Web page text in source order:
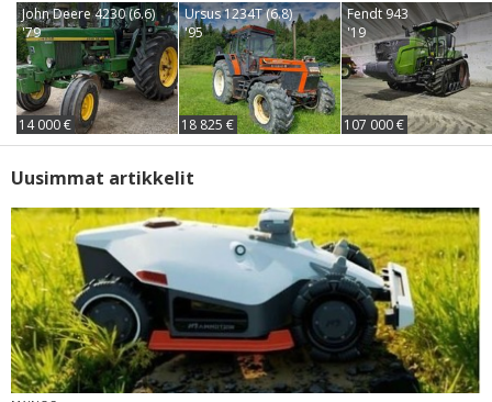
John Deere 4230 (6.6)
'79
14 000 €
Ursus 1234T (6.8)
'95
18 825 €
Fendt 943
'19
107 000 €
Uusimmat artikkelit